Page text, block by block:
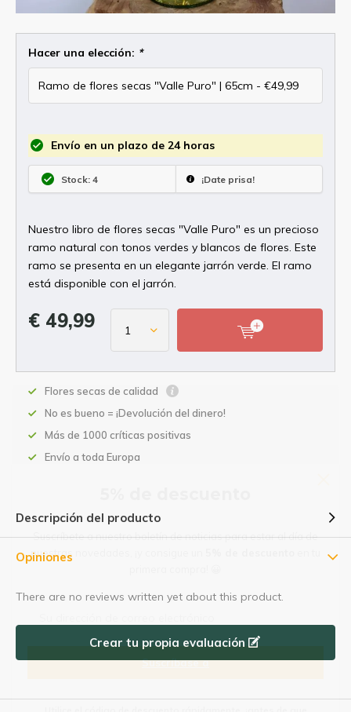
Hacer una elección: *
Envío en un plazo de 24 horas
Stock: 4 ¡Date prisa!
Nuestro libro de flores secas "Valle Puro" es un precioso
ramo natural con tonos verdes y blancos de flores. Este
ramo se presenta en un elegante jarrón verde. El ramo
está disponible con el jarrón.
€ 49,99
Flores secas de calidad
No es bueno = ¡Devolución del dinero!
Más de 1000 críticas positivas
Envío a toda Europa
Descripción del producto
Opiniones
There are no reviews written yet about this product.
Crear tu propia evaluación
Suscríbete a nuestro boletín de noticias para estar al día de
nuestras novedades, ¡y consigue un
Suscríbase a